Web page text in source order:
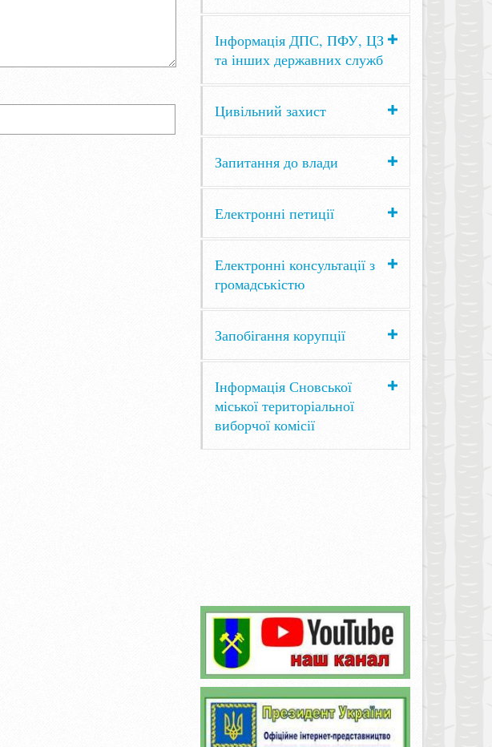
Інформація ДПС, ПФУ, ЦЗ
та інших державних служб
Цивільний захист
Запитання до влади
Електронні петиції
Електронні консультації з
громадськістю
Запобігання корупції
Інформація Сновської
міської територіальної
виборчої комісії